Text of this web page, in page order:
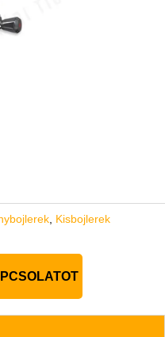
Kisbojlerek